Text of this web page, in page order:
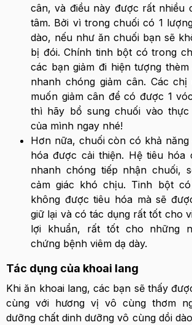
cân, và điều này được rất nhiều
tâm. Bởi vì trong chuối có 1
dào, nếu như ăn chuối bạn sẽ
bị đói. Chính tinh bột có trong
các bạn giảm đi hiện tượng
nhanh chóng giảm cân. Các
muốn giảm cân để có được 1
thì hãy bổ sung chuối vào
của mình ngay nhé!
Hơn nữa, chuối còn có khả
hóa được cải thiện. Hệ tiêu hóa
nhanh chóng tiếp nhận chuối,
cảm giác khó chịu. Tinh bột
không được tiêu hóa mà sẽ
giữ lại và có tác dụng rất tốt cho
lợi khuẩn, rất tốt cho những
chứng bệnh viêm dạ dày.
Tác dụng của khoai lang
Khi ăn khoai lang, các bạn sẽ thấy
cùng với hương vị vô cùng thơm
dưỡng chất dinh dưỡng vô cùng dồi